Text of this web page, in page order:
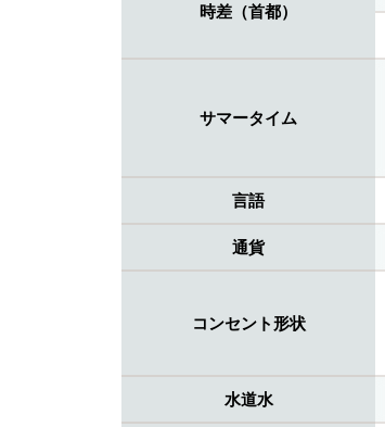
時差（首都）
サマータイム
言語
通貨
コンセント形状
水道水